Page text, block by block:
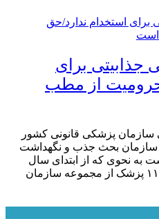
جذابیتی برای
از مطب
سازمان پزشکی قانونی کشور
بحث جذب و نگهداشت
به نحوی که از ابتدای سال
۱۳۹۷ تا پایان مرداد ماه امسال ۱۱۱ پزشک از مجموعه سازمان